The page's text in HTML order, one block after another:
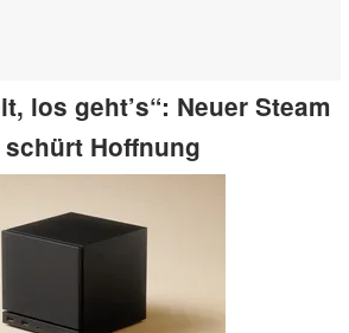
los geht’s“: Neuer Steam
Hoffnung